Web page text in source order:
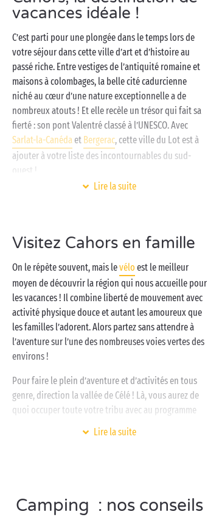
vacances idéale !
C’est parti pour une plongée dans le temps lors de
votre séjour dans cette ville d’art et d’histoire au
passé riche. Entre vestiges de l’antiquité romaine et
maisons à colombages, la belle cité cadurcienne
niché au cœur d’une nature exceptionnelle a de
nombreux atouts ! Et elle recèle un trésor qui fait sa
fierté : son pont Valentré classé à l’UNESCO. Avec
Sarlat-la-Canéda et Bergerac, cette ville du Lot est à
ajouter à votre liste des incontournables du sud-
ouest !
proposent des services et infrastructures pensés
cosy ouemplacement spacieux,parc aquatique
chauffé,clubs enfants gratuits, une myriade
d’activités et bien plus !
Lire la suite
Visitez Cahors en famille
On le répète souvent, mais levélo est le meilleur
moyen de découvrir la région qui nous accueille pour
les vacances ! Il combine liberté de mouvement avec
activité physique douce et autant les amoureux que
les familles l’adorent. Alors partez sans attendre à
l’aventure sur l’une des nombreuses voies vertes des
environs !
Pour faire le plein d’aventure et d’activités en tous
genre, direction la vallée de Célé ! Là, vous aurez de
quoi occuper toute votre tribu avec au programme
randonnée
, grottes et villages à
Lire la suite
Camping : nos conseils